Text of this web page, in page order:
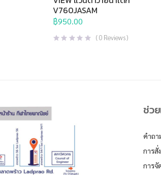
แว่นตาว่ายน้ำแข่งขัน
V760JASAM
฿950.00
(0 Reviews )
ช่ว
คำถ
การสั่
การจั